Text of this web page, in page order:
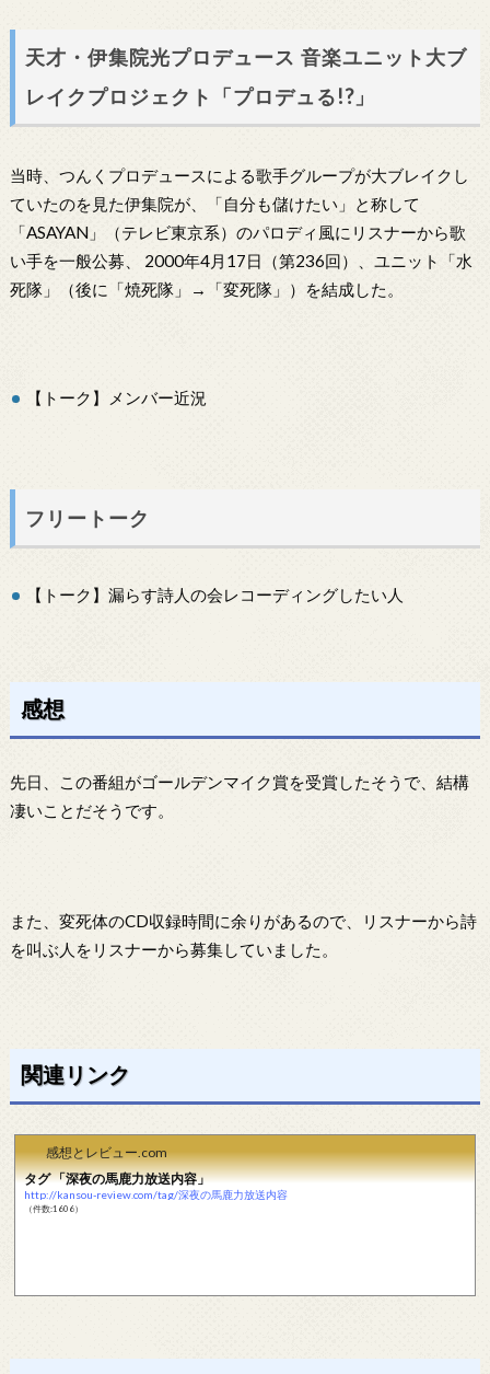
天才・伊集院光プロデュース 音楽ユニット大ブ
レイクプロジェクト「プロデュる!?」
当時、つんくプロデュースによる歌手グループが大ブレイクし
ていたのを見た伊集院が、「自分も儲けたい」と称して
「ASAYAN」（テレビ東京系）のパロディ風にリスナーから歌
い手を一般公募、 2000年4月17日（第236回）、ユニット「水
死隊」（後に「焼死隊」→「変死隊」）を結成した。
【トーク】メンバー近況
フリートーク
【トーク】漏らす詩人の会レコーディングしたい人
感想
先日、この番組がゴールデンマイク賞を受賞したそうで、結構
凄いことだそうです。
また、変死体のCD収録時間に余りがあるので、リスナーから詩
を叫ぶ人をリスナーから募集していました。
関連リンク
感想とレビュー.com
タグ 「深夜の馬鹿力放送内容」
http://kansou-review.com/tag/深夜の馬鹿力放送内容
（件数:1606）